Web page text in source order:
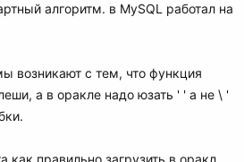
алгоритм. в MySQL работал на
возникают с тем, что функция
а в оракле надо юзать ' ' а не \ '
как правильно загрузить в оракл